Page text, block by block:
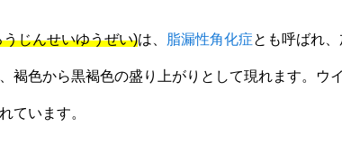
うじんせいゆうぜい)は、 脂漏性角化症とも呼ばれ
褐色から黒褐色の盛り上がりとして現れます。
ています。